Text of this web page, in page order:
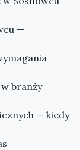
—
branży
— kiedy